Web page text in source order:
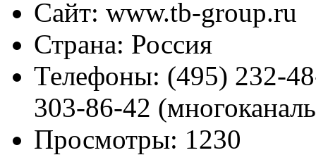
Сайт: www.tb-group.ru
Страна: Россия
Телефоны: (495) 232-
303-86-42
Просмотры: 1230